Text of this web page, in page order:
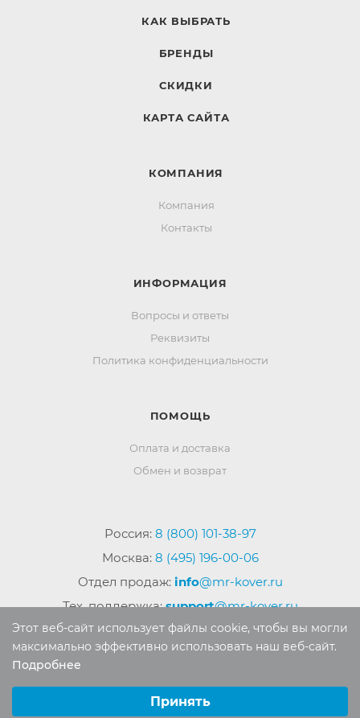
КАК ВЫБРАТЬ
БРЕНДЫ
СКИДКИ
КАРТА САЙТА
КОМПАНИЯ
Компания
Контакты
ИНФОРМАЦИЯ
Вопросы и ответы
Реквизиты
Политика конфиденциальности
ПОМОЩЬ
Оплата и доставка
Обмен и возврат
Россия: 8 (800) 101-38-97
Москва: 8 (495) 196-00-06
Отдел продаж: info@mr-kover.ru
Тех. поддержка:support@mr-kover.ru
Авторские права защищены. Воспроизведение
материалов сайта без письменного разрешения
Этот веб-сайт использует файлы cookie, чтобы вы могли
максимально эффективно использовать наш веб-сайт.
Подробнее
Принять